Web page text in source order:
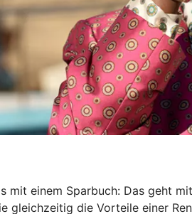
einem Sparbuch: Das geht
gleichzeitig die Vorteile einer